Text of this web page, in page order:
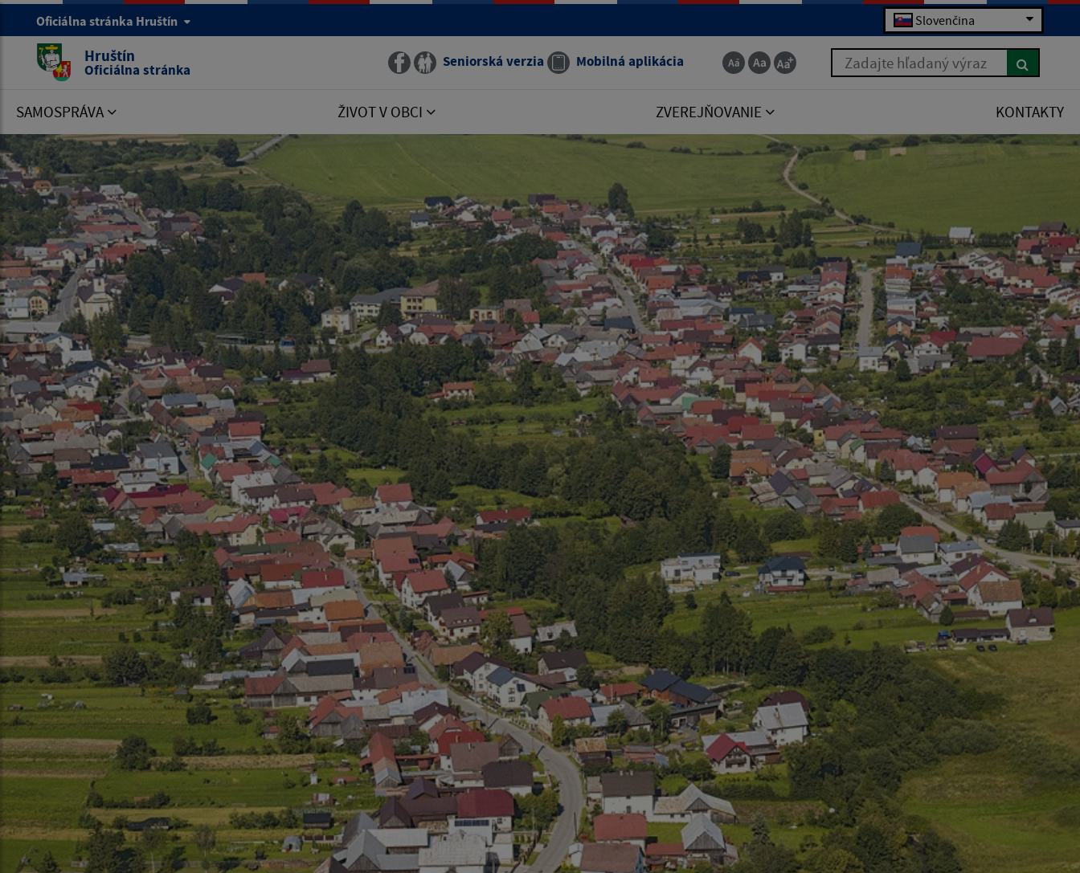
Oficiálna stránka Hruštín Slovenčina
Hruštín
Oficiálna stránka Seniorská verzia Mobilná aplikácia Zadajte hľadaný výraz
SAMOSPRÁVA ŽIVOT V OBCI ZVEREJŇOVANIE KONTAKTY